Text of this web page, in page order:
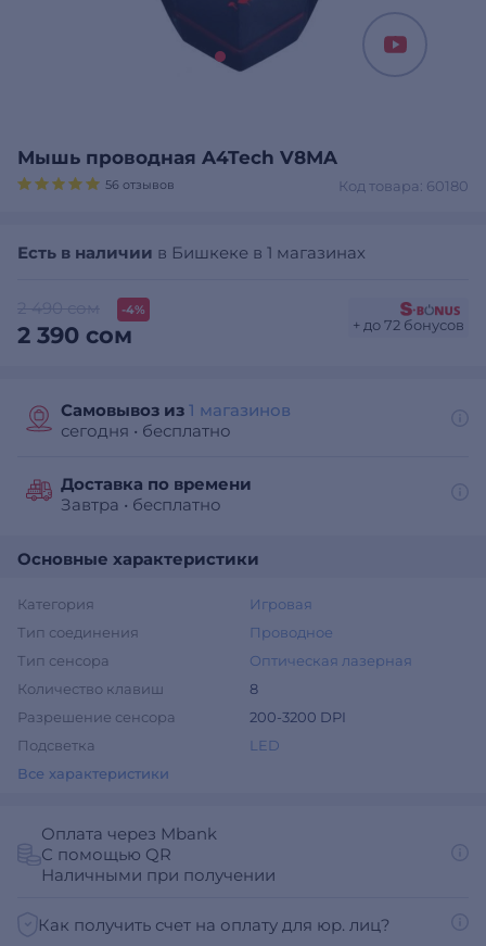
Мышь проводная A4Tech V8МA
Код товара: 60180
56 отзывов
Есть в наличии в Бишкеке в 1 магазинах
-4%
2 390 сом + до 72 бонусов
Самовывоз из 1 магазинов
сегодня • бесплатно
Доставка по времени
Завтра • бесплатно
Основные характеристики
Категория
Игровая
Тип соединения
Проводное
Тип сенсора
Оптическая лазерная
Количество клавиш
8
Разрешение сенсора
200-3200 DPI
Подсветка
LED
Все характеристики
Оплата через Mbank
С помощью QR
Наличными при получении
Как получить счет на оплату для юр. лиц?